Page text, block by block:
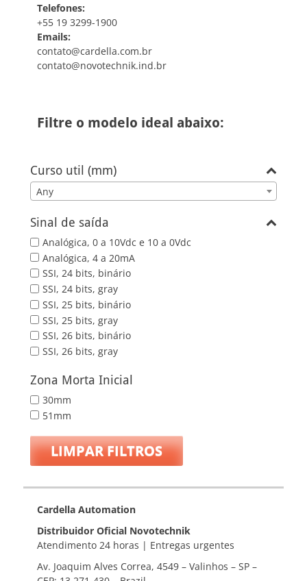
Telefones:
+55 19 3299-1900
Emails:
contato@cardella.com.br
contato@novotechnik.ind.br
Filtre o modelo ideal abaixo:
Curso util (mm)
Any
Sinal de saída
Analógica, 0 a 10Vdc e 10 a 0Vdc
Analógica, 4 a 20mA
SSI, 24 bits, binário
SSI, 24 bits, gray
SSI, 25 bits, binário
SSI, 25 bits, gray
SSI, 26 bits, binário
SSI, 26 bits, gray
Zona Morta Inicial
30mm
51mm
LIMPAR FILTROS
Cardella Automation
Distribuidor Oficial Novotechnik
Atendimento 24 horas | Entregas urgentes
Av. Joaquim Alves Correa, 4549 – Valinhos – SP –